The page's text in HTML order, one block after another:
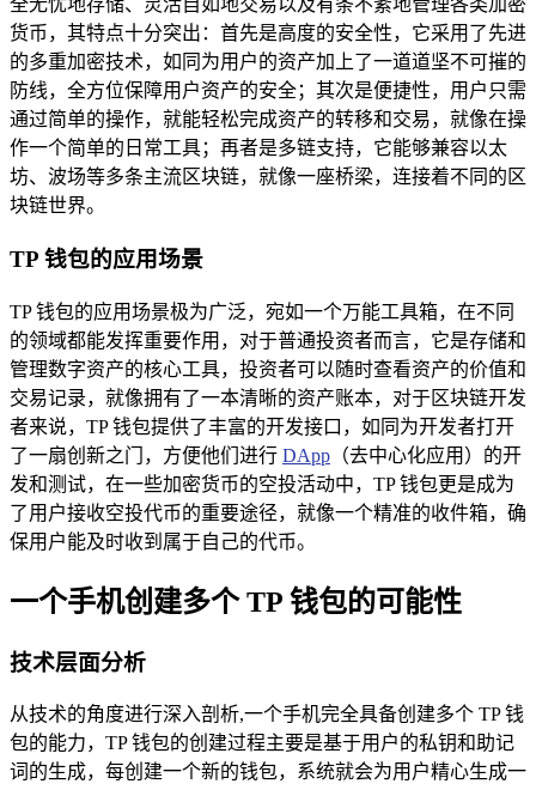
全无忧地存储、灵活自如地交易以及有条不紊地管理各类加密
货币，其特点十分突出：首先是高度的安全性，它采用了先进
的多重加密技术，如同为用户的资产加上了一道道坚不可摧的
防线，全方位保障用户资产的安全；其次是便捷性，用户只需
通过简单的操作，就能轻松完成资产的转移和交易，就像在操
作一个简单的日常工具；再者是多链支持，它能够兼容以太
坊、波场等多条主流区块链，就像一座桥梁，连接着不同的区
块链世界。
TP 钱包的应用场景
TP 钱包的应用场景极为广泛，宛如一个万能工具箱，在不同
的领域都能发挥重要作用，对于普通投资者而言，它是存储和
管理数字资产的核心工具，投资者可以随时查看资产的价值和
交易记录，就像拥有了一本清晰的资产账本，对于区块链开发
者来说，TP 钱包提供了丰富的开发接口，如同为开发者打开
了一扇创新之门，方便他们进行 DApp （去中心化应用）的开
发和测试，在一些加密货币的空投活动中，TP 钱包更是成为
了用户接收空投代币的重要途径，就像一个精准的收件箱，确
保用户能及时收到属于自己的代币。
一个手机创建多个 TP 钱包的可能性
技术层面分析
从技术的角度进行深入剖析,一个手机完全具备创建多个 TP 钱
包的能力，TP 钱包的创建过程主要是基于用户的私钥和助记
词的生成，每创建一个新的钱包，系统就会为用户精心生成一